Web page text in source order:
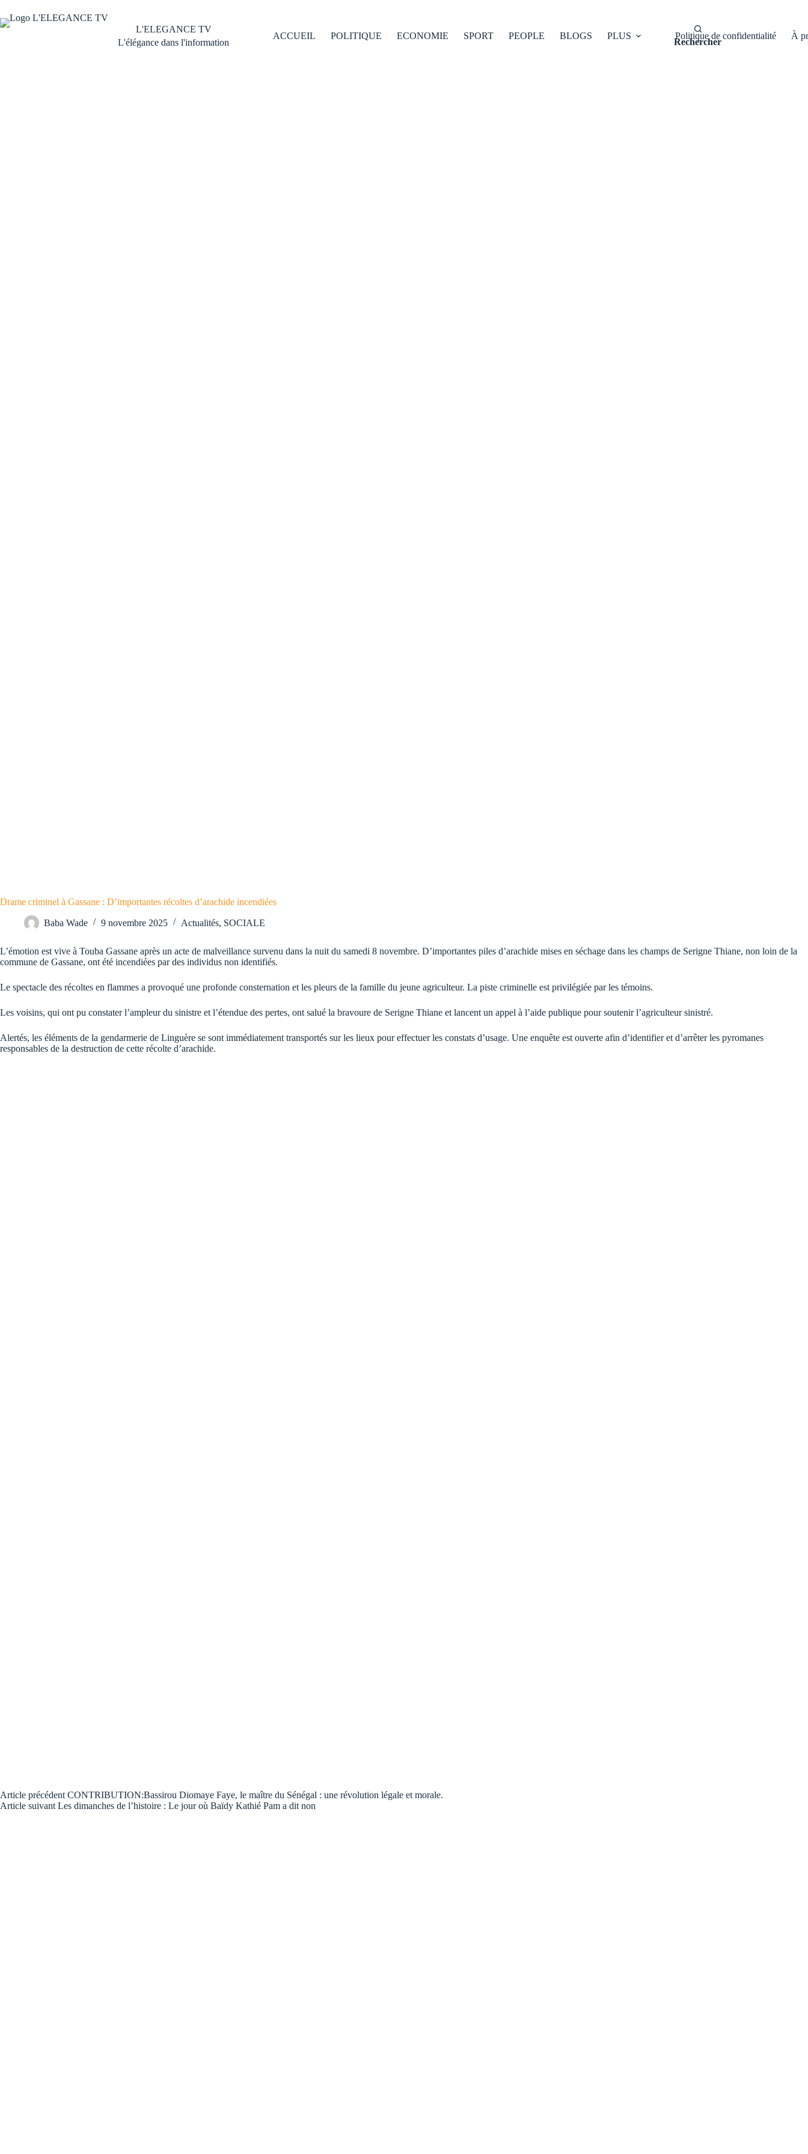
contenu
L'ELEGANCE TV
L'élégance dans l'information
ACCUEIL POLITIQUE ECONOMIE SPORT PEOPLE BLOGS PLUS Politique de confidentialité À
Rechercher
Drame criminel à Gassane : D’importantes récoltes d’arachide incendiées
Baba Wade 9 novembre 2025 Actualités, SOCIALE
L’émotion est vive à Touba Gassane après un acte de malveillance survenu dans la nuit du samedi 8 novembre. D’importantes piles d’arachide mises en séchage dans les champs de Serigne Thiane, non loin de la
commune de Gassane, ont été incendiées par des individus non identifiés.
Le spectacle des récoltes en flammes a provoqué une profonde consternation et les pleurs de la famille du jeune agriculteur. La piste criminelle est privilégiée par les témoins.
Les voisins, qui ont pu constater l’ampleur du sinistre et l’étendue des pertes, ont salué la bravoure de Serigne Thiane et lancent un appel à l’aide publique pour soutenir l’agriculteur sinistré.
Alertés, les éléments de la gendarmerie de Linguère se sont immédiatement transportés sur les lieux pour effectuer les constats d’usage. Une enquête est ouverte afin d’identifier et d’arrêter les pyromanes
responsables de la destruction de cette récolte d’arachide.
Article précédent CONTRIBUTION:Bassirou Diomaye Faye, le maître du Sénégal : une révolution légale et morale.
Article suivant Les dimanches de l’histoire : Le jour où Baïdy Kathié Pam a dit non